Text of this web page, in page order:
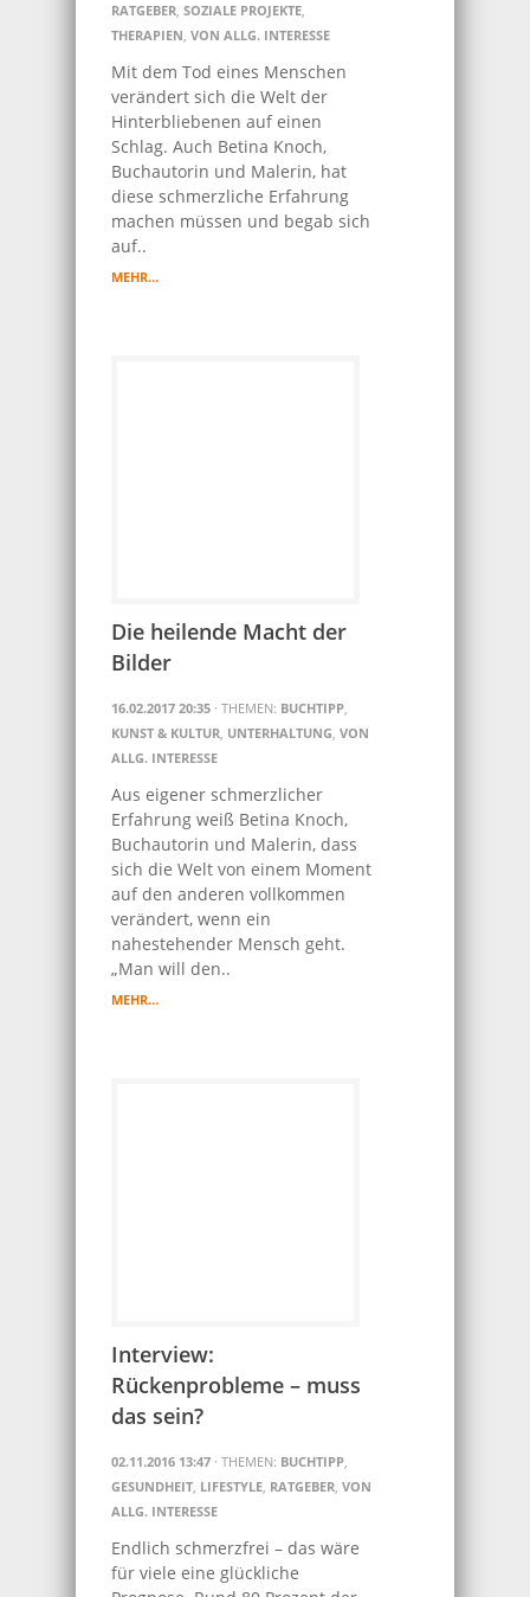
RATGEBER, SOZIALE PROJEKTE,
THERAPIEN, VON ALLG. INTERESSE
Mit dem Tod eines Menschen
verändert sich die Welt der
Hinterbliebenen auf einen
Schlag. Auch Betina Knoch,
Buchautorin und Malerin, hat
diese schmerzliche Erfahrung
machen müssen und begab sich
auf..
MEHR…
Die heilende Macht der
Bilder
16.02.2017 20:35 · THEMEN: BUCHTIPP,
KUNST & KULTUR, UNTERHALTUNG, VON
ALLG. INTERESSE
Aus eigener schmerzlicher
Erfahrung weiß Betina Knoch,
Buchautorin und Malerin, dass
sich die Welt von einem Moment
auf den anderen vollkommen
verändert, wenn ein
nahestehender Mensch geht.
„Man will den..
MEHR…
Interview:
Rückenprobleme – muss
das sein?
02.11.2016 13:47 · THEMEN: BUCHTIPP,
GESUNDHEIT, LIFESTYLE, RATGEBER, VON
ALLG. INTERESSE
Endlich schmerzfrei – das wäre
für viele eine glückliche